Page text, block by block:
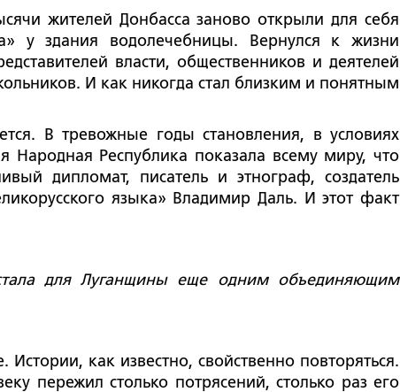
жителей Донбасса заново открыли для себя
у здания водолечебницы. Вернулся к жизни
власти, общественников и деятелей
И как никогда стал близким и понятным
В тревожные годы становления, в условиях
Народная Республика показала всему миру, что
дипломат, писатель и этнограф, создатель
языка» Владимир Даль. И этот факт
для Луганщины еще одним объединяющим
как известно, свойственно повторяться.
пережил столько потрясений, столько раз его